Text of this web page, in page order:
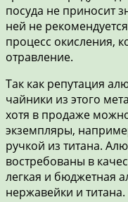
посуда не приносит
ней не
процесс окисления,
отравление.
Так как репутация
чайники из этого
хотя в продаже
экземпляры,
ручкой из титана.
востребованы в
легкая и бюджетная
нержавейки и